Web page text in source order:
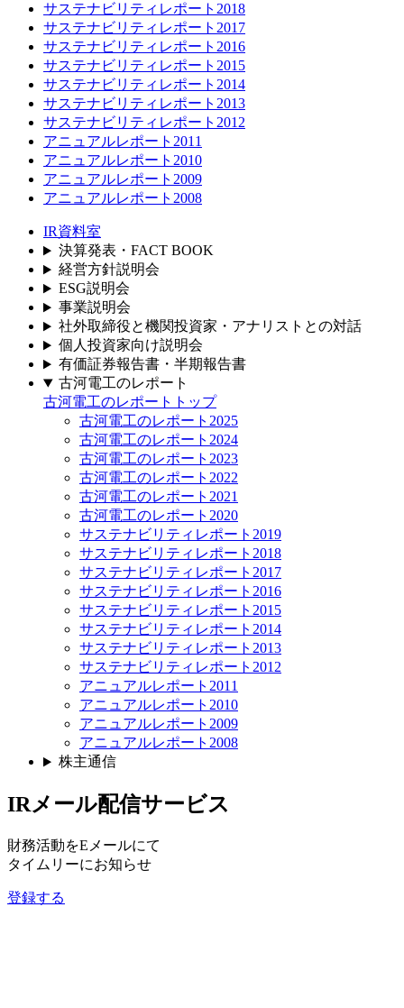
サステナビリティレポート2018
サステナビリティレポート2017
サステナビリティレポート2016
サステナビリティレポート2015
サステナビリティレポート2014
サステナビリティレポート2013
サステナビリティレポート2012
アニュアルレポート2011
アニュアルレポート2010
アニュアルレポート2009
アニュアルレポート2008
IR資料室
決算発表・FACT BOOK
経営方針説明会
ESG説明会
事業説明会
社外取締役と機関投資家・アナリストとの対話
個人投資家向け説明会
有価証券報告書・半期報告書
古河電工のレポート
古河電工のレポートトップ
古河電工のレポート2025
古河電工のレポート2024
古河電工のレポート2023
古河電工のレポート2022
古河電工のレポート2021
古河電工のレポート2020
サステナビリティレポート2019
サステナビリティレポート2018
サステナビリティレポート2017
サステナビリティレポート2016
サステナビリティレポート2015
サステナビリティレポート2014
サステナビリティレポート2013
サステナビリティレポート2012
アニュアルレポート2011
アニュアルレポート2010
アニュアルレポート2009
アニュアルレポート2008
株主通信
IRメール配信サービス
財務活動をEメールにて
タイムリーにお知らせ
登録する